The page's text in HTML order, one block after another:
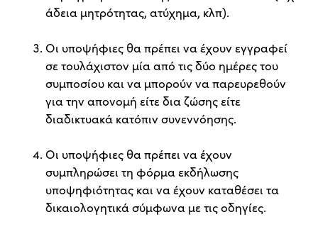
άδεια μητρότητας, ατύχημα, κλπ).
Οι υποψήφιες θα πρέπει να έχουν εγγραφεί
σε τουλάχιστον μία από τις δύο ημέρες του
συμποσίου και να μπορούν να παρευρεθούν
για την απονομή είτε δια ζώσης είτε
διαδικτυακά κατόπιν συνεννόησης.
Οι υποψήφιες θα πρέπει να έχουν
συμπληρώσει τη φόρμα εκδήλωσης
υποψηφιότητας και να έχουν καταθέσει τα
δικαιολογητικά σύμφωνα με τις οδηγίες.